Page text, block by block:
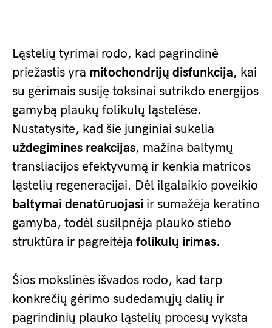
Ląstelių tyrimai rodo, kad pagrindinė
priežastis yra mitochondrijų disfunkcija, kai
su gėrimais susiję toksinai sutrikdo energijos
gamybą plaukų folikulų ląstelėse.
Nustatysite, kad šie junginiai sukelia
uždegimines reakcijas, mažina baltymų
transliacijos efektyvumą ir kenkia matricos
ląstelių regeneracijai. Dėl ilgalaikio poveikio
baltymai denatūruojasi ir sumažėja keratino
gamyba, todėl susilpnėja plauko stiebo
struktūra ir pagreitėja folikulų irimas.
Šios mokslinės išvados rodo, kad tarp
konkrečių gėrimo sudedamųjų dalių ir
pagrindinių plauko ląstelių procesų vyksta